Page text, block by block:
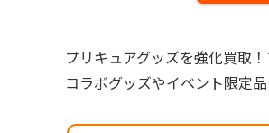
プリキュアグッズを強化買取
コラボグッズやイベント限定